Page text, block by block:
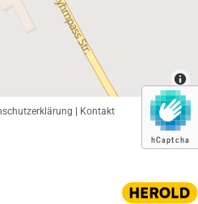
hCaptcha
Kontakt